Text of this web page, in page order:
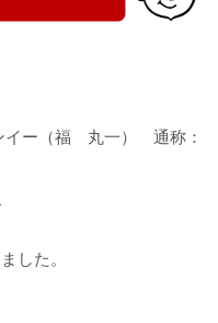
イー（福 丸一） 通称：
した。